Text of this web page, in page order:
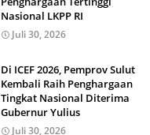
Nasional LKPP RI
Juli 30, 2026
Di ICEF 2026, Pemprov Sulut
Kembali Raih Penghargaan
Tingkat Nasional Diterima
Gubernur Yulius
Juli 30, 2026